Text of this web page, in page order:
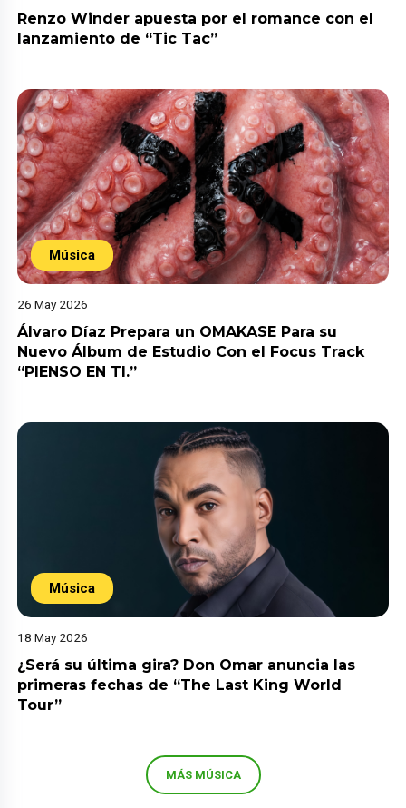
Renzo Winder apuesta por el romance con el
lanzamiento de “Tic Tac”
Música
26 May 2026
Álvaro Díaz Prepara un OMAKASE Para su
Nuevo Álbum de Estudio Con el Focus Track
“PIENSO EN TI.”
Música
18 May 2026
¿Será su última gira? Don Omar anuncia las
primeras fechas de “The Last King World
Tour”
MÁS MÚSICA